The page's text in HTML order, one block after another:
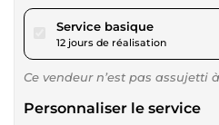
Service basiquepour 69,35
12 jours de réalisation
Ce vendeur n’est pas assujetti
Personnaliser le service